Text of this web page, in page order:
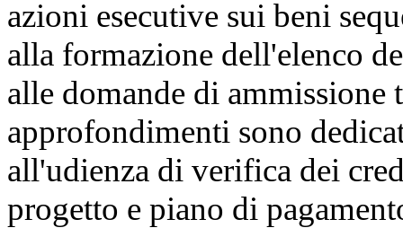
azioni esecutive sui beni
alla formazione dell'elenco
alle domande di
approfondimenti sono
all'udienza di verifica dei
progetto e piano di